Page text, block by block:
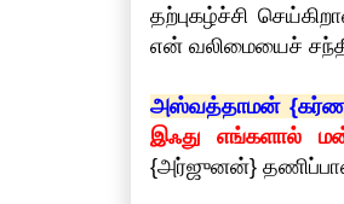
தற்புகழ்ச்சி
என் வலிமையைச்
அஸ்வத்தாமன்
இஃது எங்களால்
{அர்ஜுனன்}